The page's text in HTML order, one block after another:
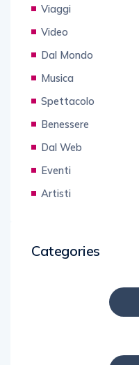
Viaggi
Video
Dal Mondo
Musica
Spettacolo
Benessere
Dal Web
Eventi
Artisti
Categories